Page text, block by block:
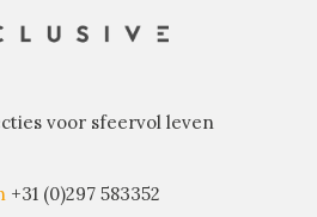
voor sfeervol leven
+31 (0)297 583352